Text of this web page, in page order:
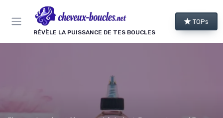
RÉVÈLE LA PUISSANCE DE TES BOUCLES
TOPs
Panneau de gestion des cookies